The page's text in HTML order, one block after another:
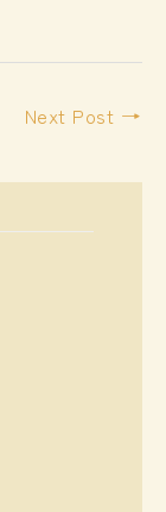
Next Post →